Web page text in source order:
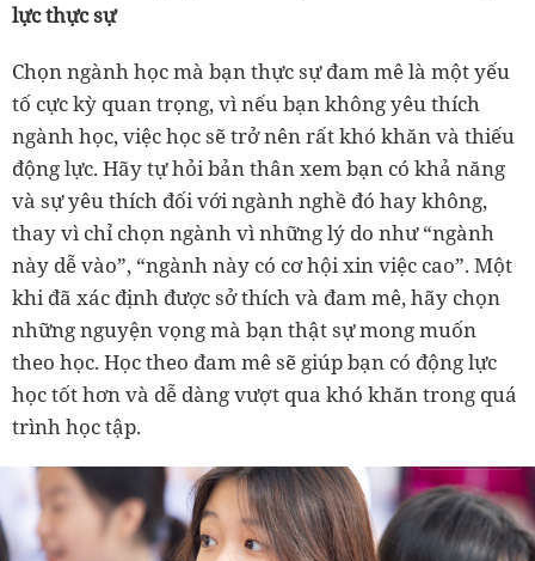
lực thực sự
Chọn ngành học mà bạn thực sự đam mê là một yếu
tố cực kỳ quan trọng, vì nếu bạn không yêu thích
ngành học, việc học sẽ trở nên rất khó khăn và thiếu
động lực. Hãy tự hỏi bản thân xem bạn có khả năng
và sự yêu thích đối với ngành nghề đó hay không,
thay vì chỉ chọn ngành vì những lý do như “ngành
này dễ vào”, “ngành này có cơ hội xin việc cao”. Một
khi đã xác định được sở thích và đam mê, hãy chọn
những nguyện vọng mà bạn thật sự mong muốn
theo học. Học theo đam mê sẽ giúp bạn có động lực
học tốt hơn và dễ dàng vượt qua khó khăn trong quá
trình học tập.